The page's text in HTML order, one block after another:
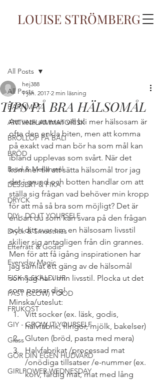
LOUISE STRÖMBERG
All Posts
BARNMAT
ANTIINFLAMMATORISK
BRÖLLOP PÅ BALI
BRÖD
Bröd & Mellanmål
DESSERT & FIKA
DRYCK
DIY - DO IT YOURSELF
Dryck & Smoothies
Efterrätt & Godis
Everyday Magic
FISK & SKALDJUR
FAST (SLOW) FOOD
FRUKOST
GIY - GROW IT YOURSELF
Glass
GÖR DIN EGEN HUDVÅRD
GIRLPOWER WEDNESDAY
All Posts
TIPS PÅ BRA HÄLSOMÅL
hej388
1 jan. 2017 2 min läsning
Att veta att man vill bli mer hälsosam är
ofta den enkla biten, men att komma
på exakt vad man bör ha som mål kan
ibland upplevas som svårt. När det
kommer till att sätta hälsomål tror jag
det i grund och botten handlar om att
ställa sig frågan vad behöver min kropp
för att må så bra som möjligt? Det är
enbart du som kan svara på den frågan
och ditt svar om en hälsosam livsstil
skiljer sig antagligen från din grannes.
Men för att få igång inspirationen har
jag samlat ett gäng av de hälsomål
som jag har i min livsstil. Plocka ut det
som passar dig!
Minska/uteslut:
Vitt socker (ex. läsk, godis,
halvfabrik, flingor, mjölk, bakelser)
Gluten (bröd, pasta med mera)
Halvfabrikat /processad mat
/onödiga tillsatser /e-nummer (ex.
korv, färdig mat, mat med lång